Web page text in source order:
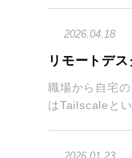
2026.04.18
リモートデ
職場から自宅
はTailscaleと